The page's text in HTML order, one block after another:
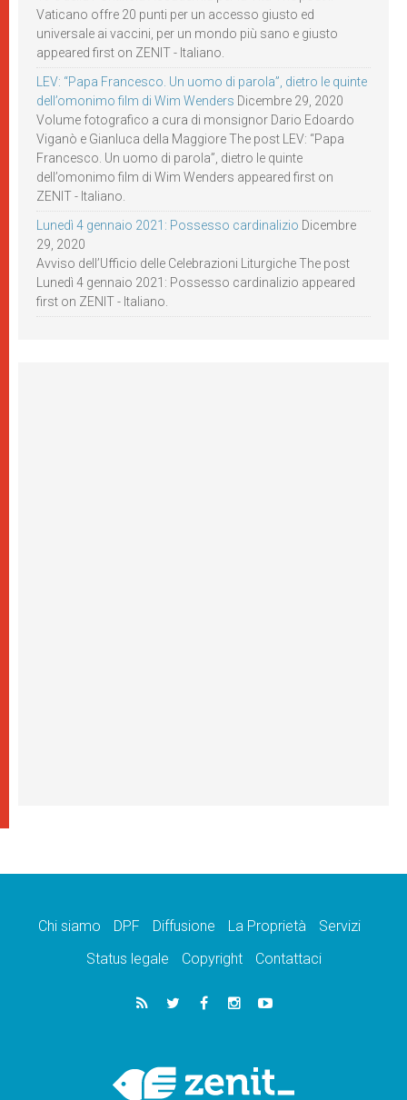
Vaticano offre 20 punti per un accesso giusto ed
universale ai vaccini, per un mondo più sano e giusto
appeared first on ZENIT - Italiano.
LEV: “Papa Francesco. Un uomo di parola”, dietro le quinte
dell’omonimo film di Wim Wenders Dicembre 29, 2020
Volume fotografico a cura di monsignor Dario Edoardo
Viganò e Gianluca della Maggiore The post LEV: “Papa
Francesco. Un uomo di parola”, dietro le quinte
dell’omonimo film di Wim Wenders appeared first on
ZENIT - Italiano.
Lunedì 4 gennaio 2021: Possesso cardinalizio Dicembre
29, 2020
Avviso dell’Ufficio delle Celebrazioni Liturgiche The post
Lunedì 4 gennaio 2021: Possesso cardinalizio appeared
first on ZENIT - Italiano.
Chi siamo DPF Diffusione La Proprietà
Servizi
Status legale
Copyright Contattaci